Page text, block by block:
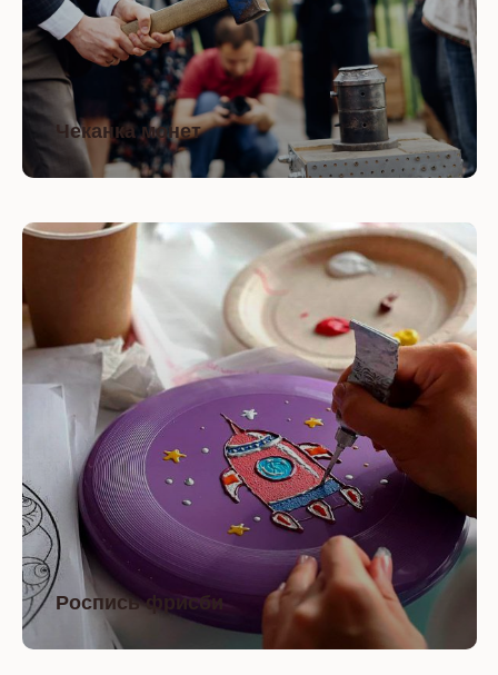
Чеканка монет
Роспись фрисби